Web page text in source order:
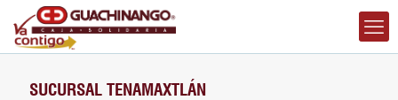
SUCURSAL TENAMAXTLÁN